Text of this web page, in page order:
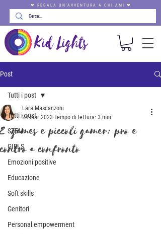
❤ REGALA UN'AVVENTURA A CHI AMI ❤
Post
Tutti i post
STEM
GIRLS
Emozioni positive
Educazione
Soft skills
Genitori
Personal empowerment
Tutti i post
E-games e piccoli gamer: pro e
contro a confronto
Lara Mascanzoni
24 mar 2023 Tempo di lettura: 3 min